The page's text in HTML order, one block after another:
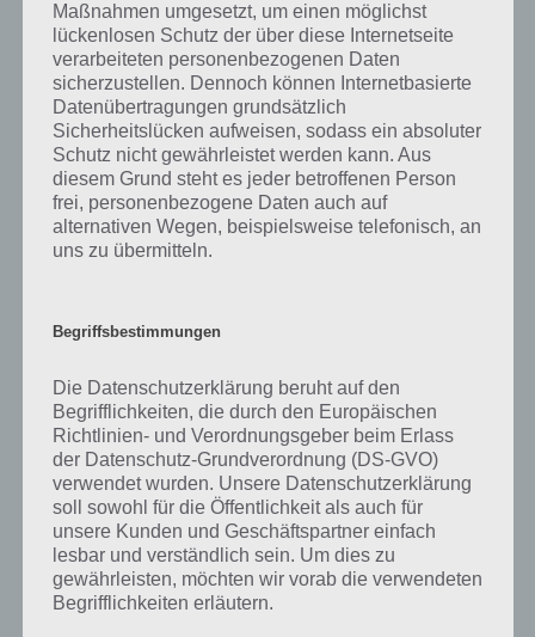
Eine weitere Möglichkeit sich in Agar.io wieder zu
vereinen ist den Rand zur Hilfe zu nehmen, aber
trotzdem musst du auch hier andere Zellen
Wichtig zu wissen: Du verlierst an Masse
Was viele Spieler von Agar.io vielleicht schon geahnt haben: Mit jeder
Sekunde verlierst du Masse. Umso größer du bist, desto schneller
verlierst du diese auch. Das ist auch sehr gut am Score zu erkennen.
Dieser zeigt stets nur den Höchststand an. Wenn du nun kleinere
Zellen aufnimmst, wird sich der Score kaum verändern.
Trotzdem solltest du jetzt nichts riskieren. Suche dir stattdessen
gute Opfer. Wenn sich mehrere Spieler in einer Reihe befinden,
Maßnahmen umgesetzt, um einen möglichst
lückenlosen Schutz der über diese Internetseite
verarbeiteten personenbezogenen Daten
sicherzustellen. Dennoch können Internetbasierte
Datenübertragungen grundsätzlich
Sicherheitslücken aufweisen, sodass ein absoluter
Schutz nicht gewährleistet werden kann. Aus
diesem Grund steht es jeder betroffenen Person
frei, personenbezogene Daten auch auf
alternativen Wegen, beispielsweise telefonisch, an
uns zu übermitteln.
Begriffsbestimmungen
Die Datenschutzerklärung beruht auf den
Begrifflichkeiten, die durch den Europäischen
Richtlinien- und Verordnungsgeber beim Erlass
der Datenschutz-Grundverordnung (DS-GVO)
verwendet wurden. Unsere Datenschutzerklärung
soll sowohl für die Öffentlichkeit als auch für
unsere Kunden und Geschäftspartner einfach
lesbar und verständlich sein. Um dies zu
gewährleisten, möchten wir vorab die verwendeten
Begrifflichkeiten erläutern.